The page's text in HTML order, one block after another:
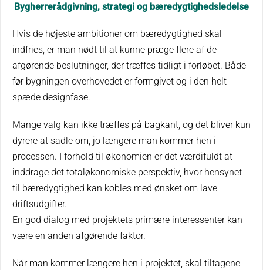
Bygherrerådgivning, strategi og bæredygtighedsledelse
Hvis de højeste ambitioner om bæredygtighed skal
indfries, er man nødt til at kunne præge flere af de
afgørende beslutninger, der træffes tidligt i forløbet. Både
før bygningen overhovedet er formgivet og i den helt
spæde designfase.
Mange valg kan ikke træffes på bagkant, og det bliver kun
dyrere at sadle om, jo længere man kommer hen i
processen. I forhold til økonomien er det værdifuldt at
inddrage det totaløkonomiske perspektiv, hvor hensynet
til bæredygtighed kan kobles med ønsket om lave
driftsudgifter.
En god dialog med projektets primære interessenter kan
være en anden afgørende faktor.
Når man kommer længere hen i projektet, skal tiltagene